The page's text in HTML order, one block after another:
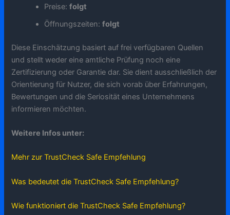
Preise:folgt
Öffnungszeiten:folgt
Diese Einschätzung basiert auf frei verfügbaren Quellen
und stellt weder eine amtliche Prüfung noch eine
Zertifizierung oder Garantie dar. Sie dient ausschließlich der
Orientierung für Nutzer, die sich vorab über Erfahrungen,
Bewertungen und die Seriosität eines Unternehmens
informieren möchten.
Weitere Infos unter:
Mehr zur TrustCheck Safe Empfehlung
Was bedeutet die TrustCheck Safe Empfehlung?
Wie funktioniert die TrustCheck Safe Empfehlung?